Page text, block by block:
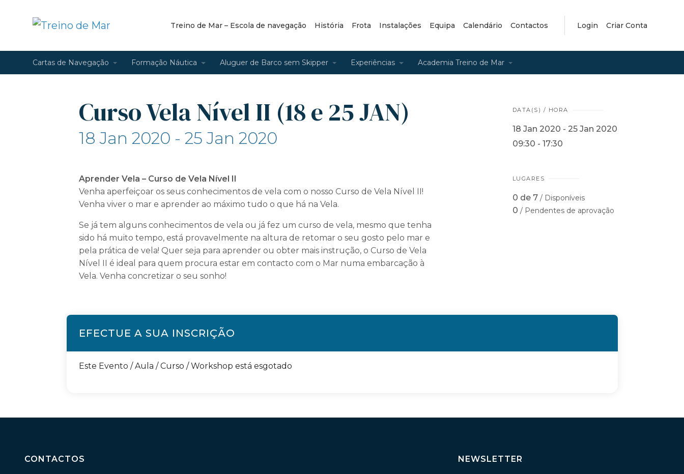
Treino de Mar – Escola de navegação História Frota Instalações Equipa Calendário Contactos Login Criar Conta
Cartas de Navegação Formação Náutica Aluguer de Barco sem Skipper Experiências Academia Treino de Mar
Curso Vela Nível II (18 e 25 JAN)
18 Jan 2020 - 25 Jan 2020
Aprender Vela – Curso de Vela Nível II
Venha aperfeiçoar os seus conhecimentos de vela com o nosso Curso de Vela Nível II!
Venha viver o mar e aprender ao máximo tudo o que há na Vela.
Se já tem alguns conhecimentos de vela ou já fez um curso de vela, mesmo que tenha
sido há muito tempo, está provavelmente na altura de retomar o seu gosto pelo mar e
pela prática de vela! Quer seja para aprender ou obter mais instrução, o Curso de Vela
Nível II é ideal para quem procura estar em contacto com o Mar numa embarcação à
Vela. Venha concretizar o seu sonho!
DATA(S) / HORA
18 Jan 2020 - 25 Jan 2020
09:30 - 17:30
LUGARES
0 de 7 / Disponíveis
0 / Pendentes de aprovação
EFECTUE A SUA INSCRIÇÃO
Este Evento / Aula / Curso / Workshop está esgotado
CONTACTOS NEWSLETTER